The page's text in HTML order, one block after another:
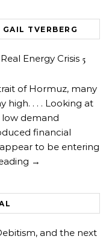
TVERBERG
Energy Crisis 5
of Hormuz, many
high. . . . Looking at
low demand
financial
to be entering
→
and the next